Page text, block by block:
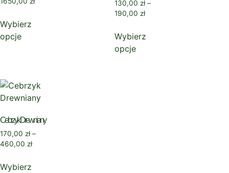
Wybierz
opcje
130,00 zł –
190,00 zł
Wybierz
opcje
Cebrzyk Drewniany
170,00 zł –
460,00 zł
Wybierz